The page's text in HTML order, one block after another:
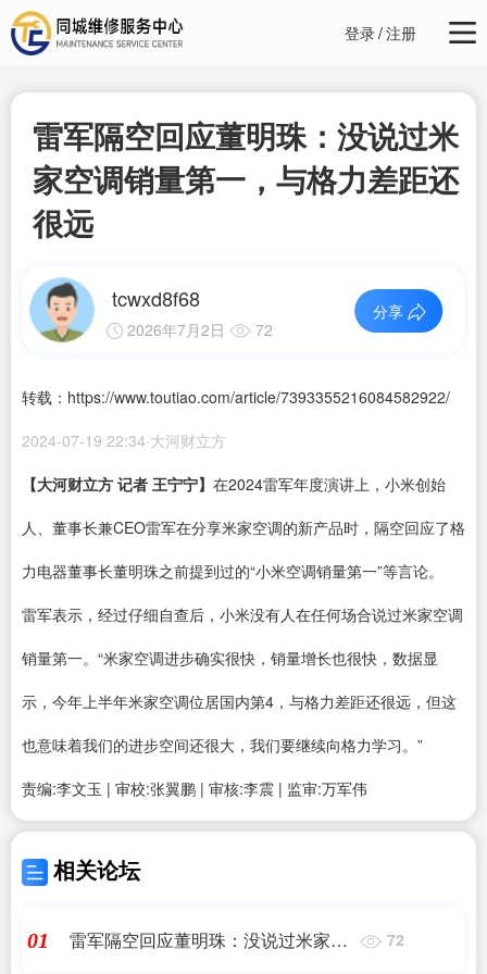
登录/注册
雷军隔空回应董明珠：没说过米
家空调销量第一，与格力差距还
很远
tcwxd8f68
2026年7月2日 72
分享
转载：https://www.toutiao.com/article/7393355216084582922/
2024-07-19 22:34·大河财立方
【大河财立方 记者 王宁宁】 在2024雷军年度演讲上，小米创始
人、董事长兼CEO雷军在分享米家空调的新产品时，隔空回应了格
力电器董事长董明珠之前提到过的“小米空调销量第一”等言论。
雷军表示，经过仔细自查后，小米没有人在任何场合说过米家空调
销量第一。“米家空调进步确实很快，销量增长也很快，数据显
示，今年上半年米家空调位居国内第4，与格力差距还很远，但这
也意味着我们的进步空间还很大，我们要继续向格力学习。”
责编:李文玉 | 审校:张翼鹏 | 审核:李震 | 监审:万军伟
相关论坛
01
雷军隔空回应董明珠：没说过米家空
72